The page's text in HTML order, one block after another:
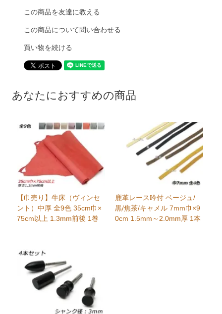
この商品を友達に教える
この商品について問い合わせる
買い物を続ける
あなたにおすすめの商品
【巾売り】牛床（ヴィンセ
ント）中厚 全9色 35cm巾×
75cm以上 1.3mm前後 1巻
鹿革レース吟付 ベージュ/
黒/焦茶/キャメル 7mm巾×9
0cm 1.5mm～2.0mm厚 1本